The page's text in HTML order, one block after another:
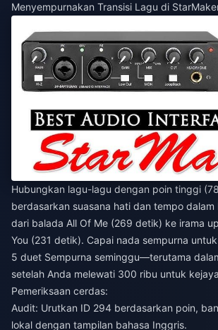
Menyempurnakan Transisi Lagu di
Hubungkan lagu-lagu dengan poin tinggi
berdasarkan suasana hati dan tempo
dari balada All Of Me (269 detik) ke irama
You (231 detik). Capai nada sempurna
5 duet Sempurna seminggu—terutama
setelah Anda melewati 300 ribu untuk
Pemeriksaan cerdas:
Audit: Urutkan ID 294 berdasarkan poin,
lokal dengan tampilan bahasa Inggris.